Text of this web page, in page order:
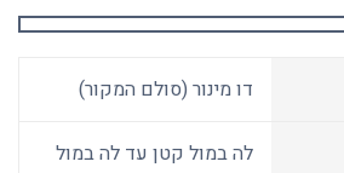
דו מינור (סולם המקור)
לה במול קטן עד לה במול